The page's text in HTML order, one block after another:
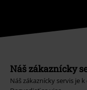
Náš zákaznícky
Náš zákaznícky servis je